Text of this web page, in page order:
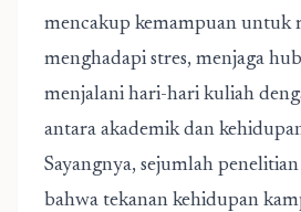
mencakup kemampuan untuk
menghadapi stres, menjaga
menjalani hari-hari kuliah
antara akademik dan
Sayangnya, sejumlah
bahwa tekanan kehidupan